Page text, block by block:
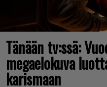
Tänään tv:ssä:
megaelokuva
karismaan